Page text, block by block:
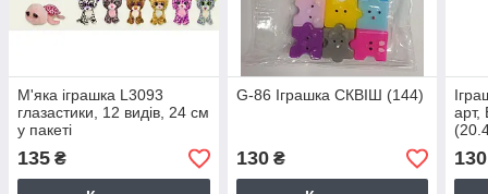
М'яка іграшка L3093
глазастики, 12 видів, 24 см
у пакеті
135 ₴
G-86 Іграшка СКВІШ (144)
130₴
арт,
130